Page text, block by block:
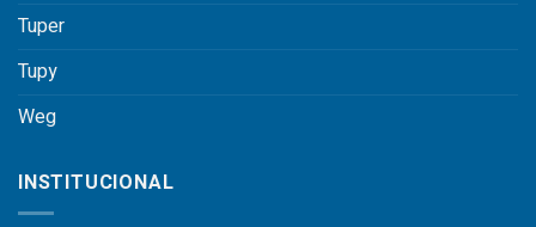
Tuper
Tupy
Weg
INSTITUCIONAL